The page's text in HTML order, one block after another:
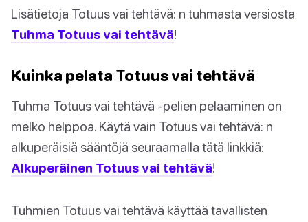
Lisätietoja Totuus vai tehtävä: n tuhmasta versiosta
Tuhma Totuus vai tehtävä!
Kuinka pelata Totuus vai tehtävä
Tuhma Totuus vai tehtävä -pelien pelaaminen on
melko helppoa. Käytä vain Totuus vai tehtävä: n
alkuperäisiä sääntöjä seuraamalla tätä linkkiä:
Alkuperäinen Totuus vai tehtävä!
Tuhmien Totuus vai tehtävä käyttää tavallisten